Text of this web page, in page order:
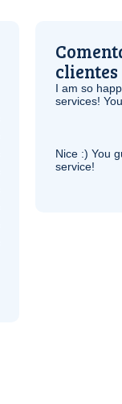
clientes
I am so
services!
Nice :) You
service!